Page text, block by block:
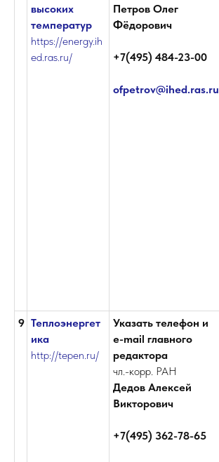
высоких
температур
https://energy.ih
ed.ras.ru/
Петров Олег
Фёдорович
+7(495) 484-23-00
ofpetrov@ihed.ras.ru
9 Теплоэнергет
ика
http://tepen.ru/
Указать телефон и
е-mail главного
редактора
чл.-корр. РАН
Дедов Алексей
Викторович
+7(495) 362-78-65